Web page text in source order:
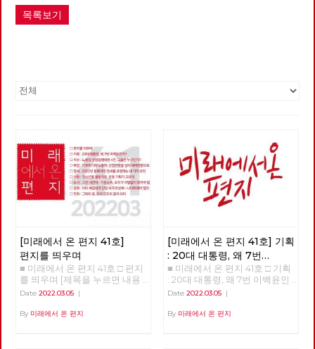
목록보기
[미래에서 온 편지 41호]
편지를 띄우며
■ 미래에서 온 편지 41호 □ 편지
를 띄우며 [제목을 누르면 내용
을 볼 수 있습니다.] □ 편지를 띄
번 이백윤인가? □ 이슈 : 노동당
Date 2022.03.05 |
By 미래에서 온 편지
[미래에서 온 편지 41호] 기획
: 20대 대통령, 왜 7번
이백윤인가? (1)
■ 미래에서 온 편지 41호 □ 기획
: 20대 대통령, 왜 7번 이백윤인
가? >>>>>> 업로드 준비중
Date 2022.03.05|
By 미래에서 온 편지